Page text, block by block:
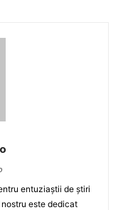
entuziaștii de știri
este dedicat